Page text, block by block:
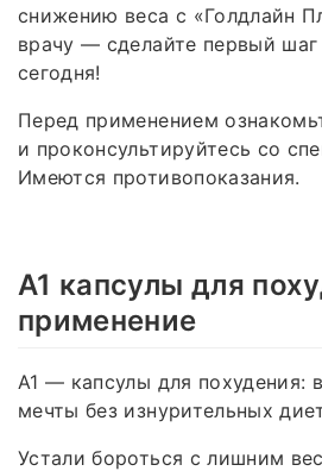
снижению веса с «Голдлайн
врачу — сделайте первый
сегодня!
Перед применением
и проконсультируйтесь со
Имеются противопоказания.
А1 капсулы для
применение
А1 — капсулы для похудения:
мечты без изнурительных
Устали бороться с лишним